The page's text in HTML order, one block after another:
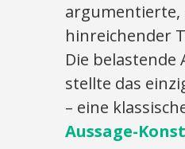
argumentierte,
hinreichender
Die belastende
stellte das
– eine
Aussage-